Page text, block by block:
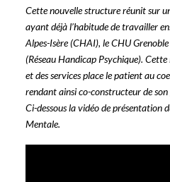
Cette nouvelle structure réunit sur
ayant déjà l’habitude de travailler
Alpes-Isère (CHAI), le CHU
(Réseau Handicap Psychique).
et des services place le patient au
rendant ainsi co-constructeur de son
Ci-dessous la vidéo de présentation
Mentale.